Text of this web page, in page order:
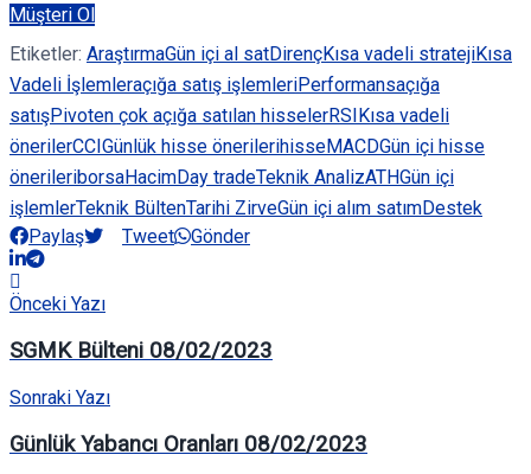
Müşteri Ol
Etiketler: AraştırmaGün içi al satDirençKısa vadeli stratejiKısa
Vadeli İşlemleraçığa satış işlemleriPerformansaçığa
satışPivoten çok açığa satılan hisselerRSI Kısa vadeli
önerilerCCI Günlük hisse önerilerihisseMACDGün içi hisse
önerileriborsaHacimDay tradeTeknik AnalizATHGün içi
işlemlerTeknik BültenTarihi ZirveGün içi alım satımDestek
Paylaş
Tweet Gönder
Önceki Yazı
SGMK Bülteni 08/02/2023
Sonraki Yazı
Günlük Yabancı Oranları 08/02/2023